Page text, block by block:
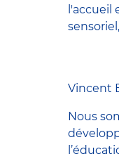
l'accueil
Vincent
Nous